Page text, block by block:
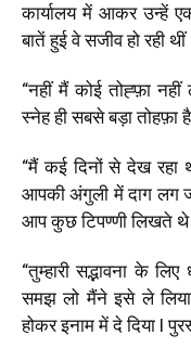
कार्यालय में आकर उन्हें
बातें हुई वे सजीव हो रही थीं
“नहीं मैं कोई तोह्फ़ा नहीं
स्नेह ही सबसे बड़ा तोहफ़ा
“मैं कई दिनों से देख रहा
आपकी अंगुली में दाग लग
आप कुछ टिपण्णी लिखते थे
“तुम्हारी सद्भावना के
समझ लो मैंने इसे ले लिया
होकर इनाम में दे दिया l